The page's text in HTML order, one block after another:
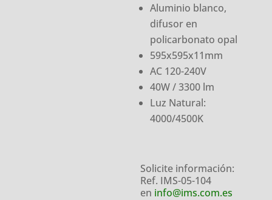
Aluminio blanco,
difusor en
policarbonato opal
595x595x11mm
AC 120-240V
40W / 3300 lm
Luz Natural:
4000/4500K
Solicite información:
Ref. IMS-05-104
en info@ims.com.es